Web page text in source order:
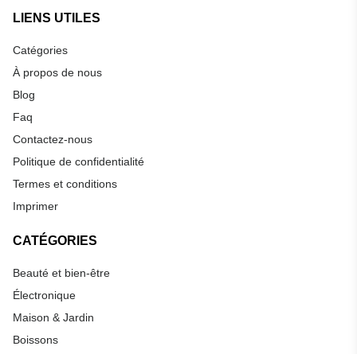
LIENS UTILES
Catégories
À propos de nous
Blog
Faq
Contactez-nous
Politique de confidentialité
Termes et conditions
Imprimer
CATÉGORIES
Beauté et bien-être
Électronique
Maison & Jardin
Boissons